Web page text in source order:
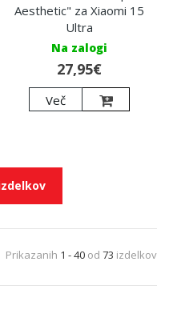
Aesthetic" za Xiaomi 15
Ultra
Na zalogi
27,95€
Več
Prikazanih 1 - 40 od 73 izdelkov